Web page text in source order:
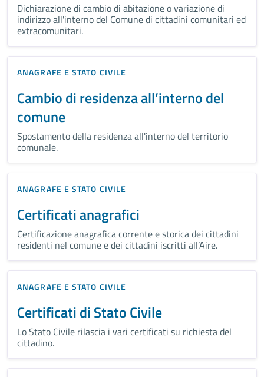
Dichiarazione di cambio di abitazione o variazione di
indirizzo all'interno del Comune di cittadini comunitari ed
extracomunitari.
ANAGRAFE E STATO CIVILE
Cambio di residenza all’interno del
comune
Spostamento della residenza all'interno del territorio
comunale.
ANAGRAFE E STATO CIVILE
Certificati anagrafici
Certificazione anagrafica corrente e storica dei cittadini
residenti nel comune e dei cittadini iscritti all’Aire.
ANAGRAFE E STATO CIVILE
Certificati di Stato Civile
Lo Stato Civile rilascia i vari certificati su richiesta del
cittadino.